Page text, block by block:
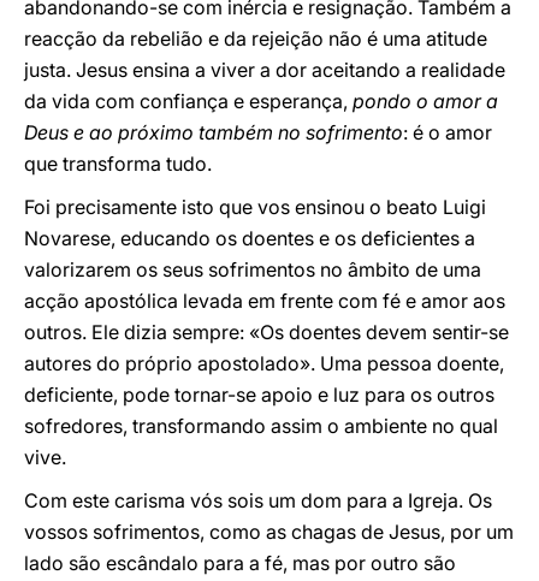
abandonando-se com inércia e resignação. Também a
reacção da rebelião e da rejeição não é uma atitude
justa. Jesus ensina a viver a dor aceitando a realidade
da vida com confiança e esperança, pondo o amor a
Deus e ao próximo também no sofrimento: é o amor
que transforma tudo.
Foi precisamente isto que vos ensinou o beato Luigi
Novarese, educando os doentes e os deficientes a
valorizarem os seus sofrimentos no âmbito de uma
acção apostólica levada em frente com fé e amor aos
outros. Ele dizia sempre: «Os doentes devem sentir-se
autores do próprio apostolado». Uma pessoa doente,
deficiente, pode tornar-se apoio e luz para os outros
sofredores, transformando assim o ambiente no qual
vive.
Com este carisma vós sois um dom para a Igreja. Os
vossos sofrimentos, como as chagas de Jesus, por um
lado são escândalo para a fé, mas por outro são